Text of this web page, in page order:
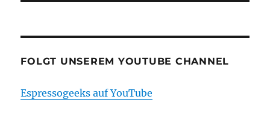
FOLGT UNSEREM YOUTUBE CHANNEL
Espressogeeks auf YouTube